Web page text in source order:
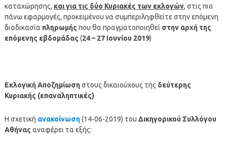
καταχώρησης, και για τις δύο Κυριακές των εκλογών, στις πιο
πάνω εφαρμογές, προκειμένου να συμπεριληφθείτε στην επόμενη
διαδικασία πληρωμής που θα πραγματοποιηθεί στην αρχή της
επόμενης εβδομάδας (24 – 27 Ιουνίου 2019)
Εκλογική Αποζημίωσηστους δικαιούχους της δεύτερης
Κυριακής (επαναληπτικές)
Η σχετική ανακοίνωση(14-06-2019) του Δικηγορικού Συλλόγου
Αθήνας αναφέρει τα εξής: